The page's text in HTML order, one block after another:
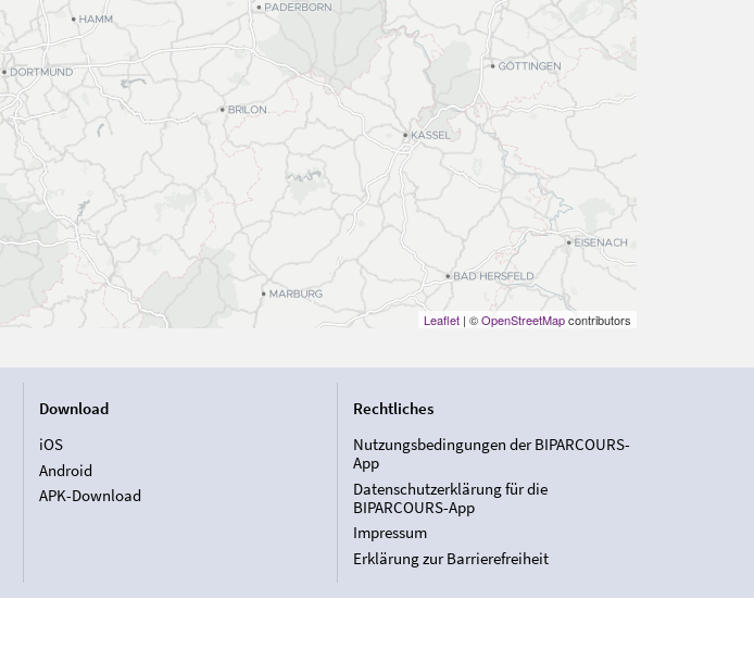
Leaflet| ©OpenStreetMapcontributors
Download
iOS
Android
APK-Download
Rechtliches
Nutzungsbedingungen der BIPARCOURS-
App
Datenschutzerklärung für die
BIPARCOURS-App
Impressum
Erklärung zur Barrierefreiheit